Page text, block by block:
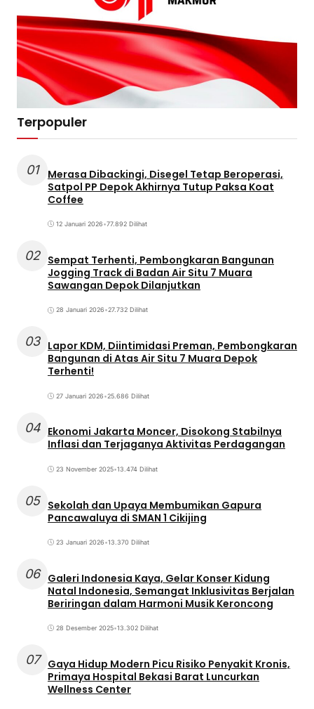
Terpopuler
01
Merasa Dibackingi, Disegel Tetap Beroperasi,
Satpol PP Depok Akhirnya Tutup Paksa Koat
Coffee
12 Januari 2026•77.892 Dilihat
02 Sempat Terhenti, Pembongkaran Bangunan
Jogging Track di Badan Air Situ 7 Muara
Sawangan Depok Dilanjutkan
28 Januari 2026•27.732 Dilihat
03 Lapor KDM, Diintimidasi Preman, Pembongkaran
Bangunan di Atas Air Situ 7 Muara Depok
Terhenti!
27 Januari 2026•25.686 Dilihat
04 Ekonomi Jakarta Moncer, Disokong Stabilnya
Inflasi dan Terjaganya Aktivitas Perdagangan
23 November 2025•13.474 Dilihat
05 Sekolah dan Upaya Membumikan Gapura
Pancawaluya di SMAN 1 Cikijing
23 Januari 2026•13.370 Dilihat
06 Galeri Indonesia Kaya, Gelar Konser Kidung
Natal Indonesia, Semangat Inklusivitas Berjalan
Beriringan dalam Harmoni Musik Keroncong
28 Desember 2025•13.302 Dilihat
07
Gaya Hidup Modern Picu Risiko Penyakit Kronis,
Primaya Hospital Bekasi Barat Luncurkan
Wellness Center